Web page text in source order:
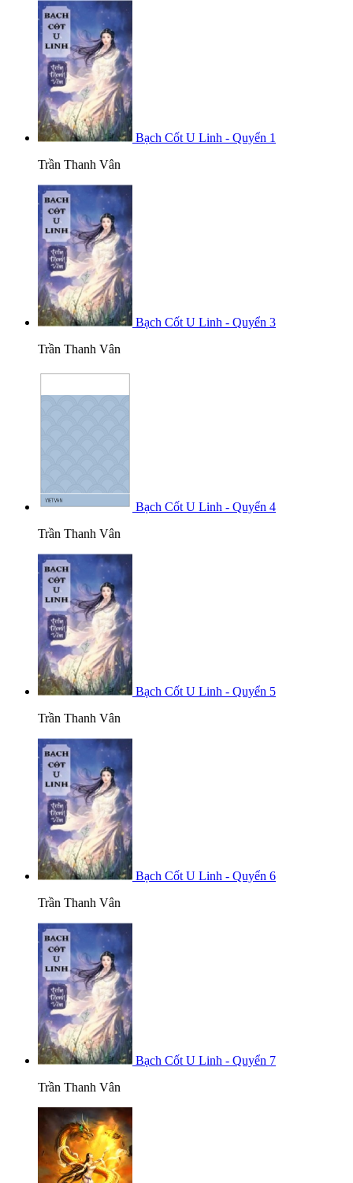
Bạch Cốt U Linh - Quyển 1
Trần Thanh Vân
Bạch Cốt U Linh - Quyển 3
Trần Thanh Vân
Bạch Cốt U Linh - Quyển 4
Trần Thanh Vân
Bạch Cốt U Linh - Quyển 5
Trần Thanh Vân
Bạch Cốt U Linh - Quyển 6
Trần Thanh Vân
Bạch Cốt U Linh - Quyển 7
Trần Thanh Vân